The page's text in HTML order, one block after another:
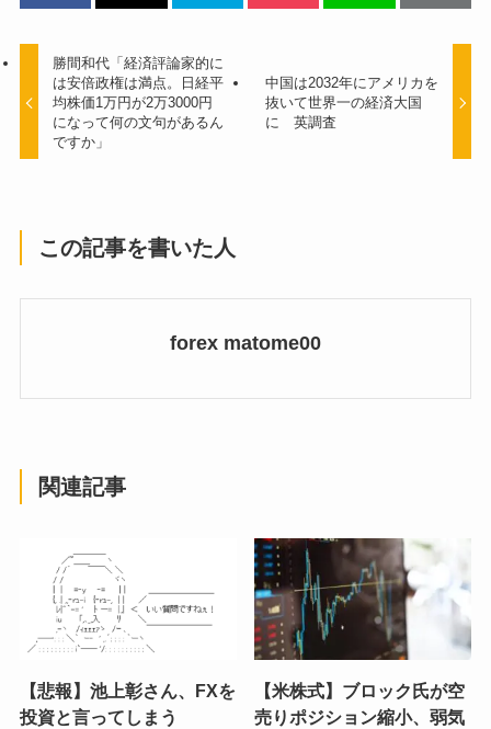
勝間和代「経済評論家的に
は安倍政権は満点。日経平
均株価1万円が2万3000円
になって何の文句があるん
ですか」
中国は2032年にアメリカを
抜いて世界一の経済大国
に 英調査
この記事を書いた人
forex matome00
関連記事
【悲報】池上彰さん、FXを
投資と言ってしまう
【米株式】ブロック氏が空
売りポジション縮小、弱気